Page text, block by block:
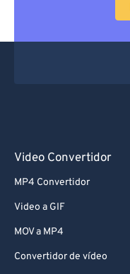
Video Convertidor
MP4 Convertidor
Video a GIF
MOV a MP4
Convertidor de vídeo